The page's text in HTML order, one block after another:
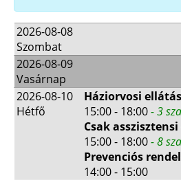
2026-08-08
Szombat
2026-08-09
Vasárnap
2026-08-10
Hétfő
Háziorvosi ellátás
15:00 - 18:00- 3
Csak
15:00 - 18:00- 8
Prevenciós
14:00 - 15:00